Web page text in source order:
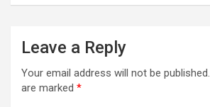
Leave a Reply
Your email address will not be published.
are marked *